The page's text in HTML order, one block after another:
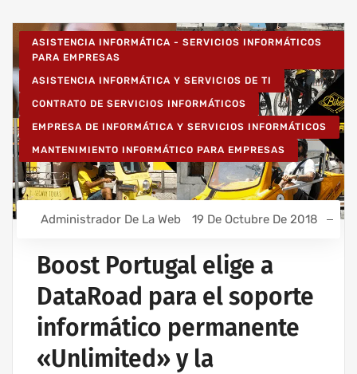
ASISTENCIA INFORMÁTICA - SERVICIOS INFORMÁTICOS
PARA EMPRESAS
ASISTENCIA INFORMÁTICA Y SERVICIOS DE TI
CONTRATO DE SERVICIOS INFORMÁTICOS
EMPRESA DE INFORMÁTICA Y SERVICIOS INFORMÁTICOS
MANTENIMIENTO INFORMÁTICO PARA EMPRESAS
Administrador De La Web 19 De Octubre De 2018
Boost Portugal elige a
DataRoad para el soporte
informático permanente
«Unlimited» y la